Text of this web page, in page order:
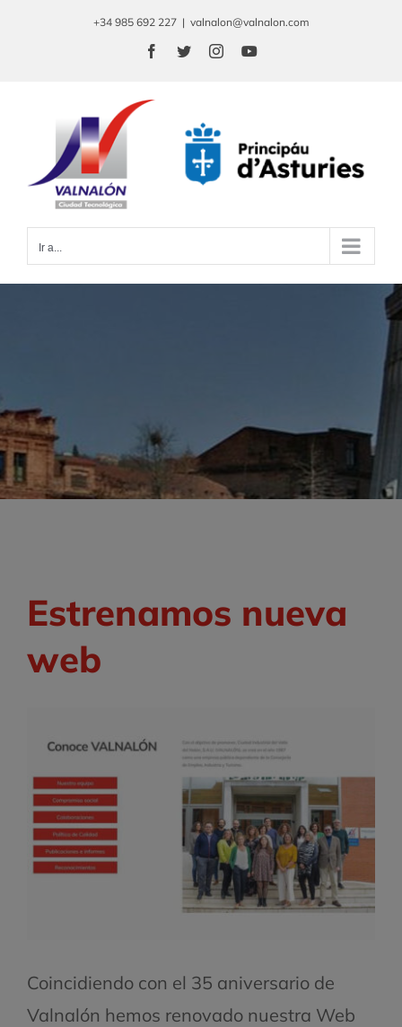
+34 985 692 227 | valnalon@valnalon.com
Facebook
TwitterInstagramYouTube
Ir a...
Estrenamos nueva
web
Coincidiendo con el 35 aniversario de
Valnalón hemos renovado nuestra Web